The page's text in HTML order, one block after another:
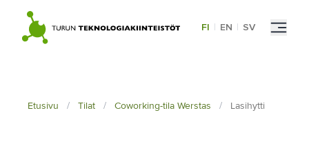
content
FI | EN | SV
Etusivu / Tilat / Coworking-tila Werstas / Lasihytti